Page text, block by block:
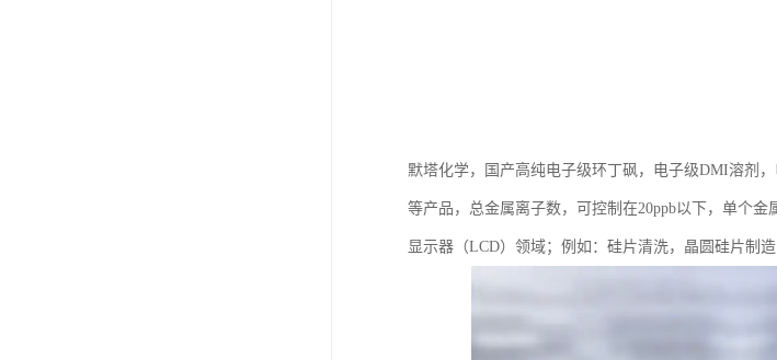
默塔化学，国产高纯电子级环丁砜，电子级DMI溶剂
等产品，总金属离子数，可控制在20ppb以下，单个金
显示器（LCD）领域；例如：硅片清洗，晶圆硅片制